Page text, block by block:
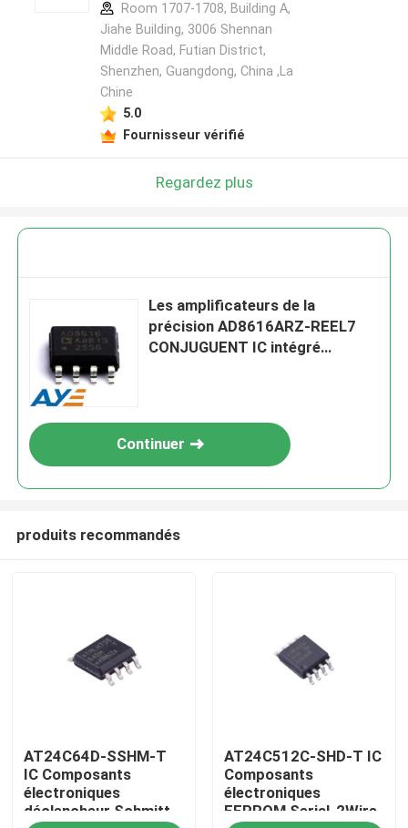
Produits
Vidéos
Room 1707-1708, Building A,
Jiahe Building, 3006 Shennan
Middle Road, Futian District,
Shenzhen, Guangdong, China ,La
Chine
5.0
Fournisseur vérifié
Regardez plus
Les amplificateurs de la
précision AD8616ARZ-REEL7
CONJUGUENT IC intégré
Continuer
produits recommandés
AT24C64D-SSHM-T
IC Composants
électroniques
déclencheur Schmitt,
AT24C512C-SHD-T IC
Composants
électroniques
EEPROM Serial-2Wire